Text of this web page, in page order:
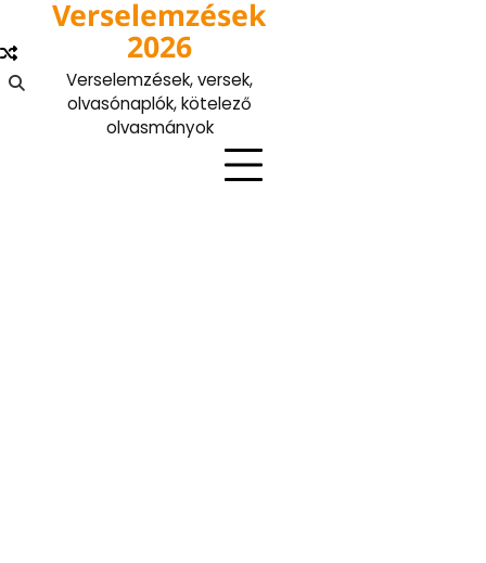
content
Verselemzések
2026
Verselemzések, versek,
olvasónaplók, kötelező
olvasmányok